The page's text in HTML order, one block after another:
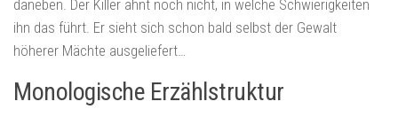
daneben. Der Killer ahnt noch nicht, in welche Schwierigkeiten
ihn das führt. Er sieht sich schon bald selbst der Gewalt
höherer Mächte ausgeliefert…
Monologische Erzählstruktur